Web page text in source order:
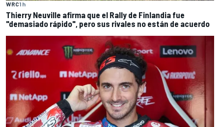
WRC1 h
Thierry Neuville afirma que el Rally de Finlandia fue
"demasiado rápido", pero sus rivales no están de acuerdo